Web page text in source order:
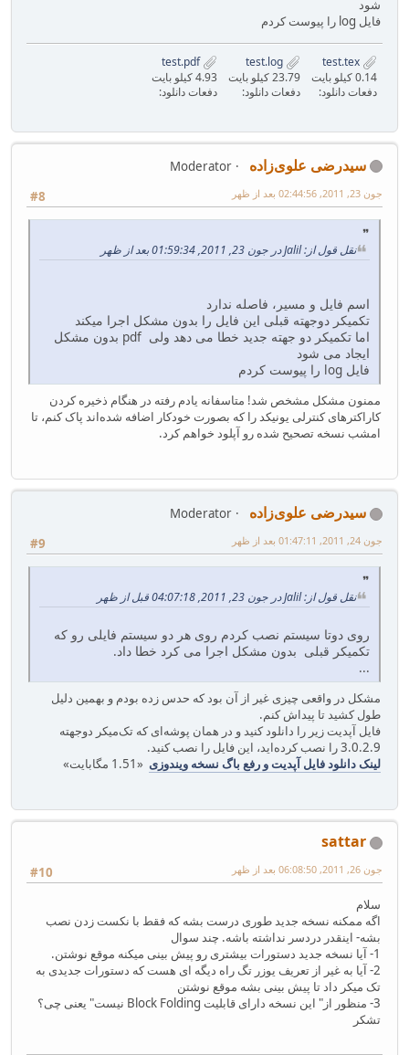
شود
فایل log را پیوست کردم
0.14 کیلو بایت
دفعات دانلود:
23.79 کیلو بایت
دفعات دانلود:
test.pdf
4.93 کیلو بایت
دفعات دانلود:
سیدرضی علوی‌زاده
Moderator
#8
جون 23, 2011, 02:44:56 بعد از ظهر
نقل قول از: Jalil در جون 23, 2011, 01:59:34 بعد از ظهر
اسم فایل و مسیر، فاصله ندارد
تکمیکر دوجهته قبلی این فایل را بدون مشکل اجرا میکند
اما تکمیکر دو جهته جدید خطا می دهد ولی pdf بدون مشکل
ایجاد می شود
فایل log را پیوست کردم
ممنون مشکل مشخص شد! متاسفانه یادم رفته در هنگام ذخیره کردن
کاراکترهای کنترلی یونیکد را که بصورت خودکار اضافه شده‌اند پاک کنم، تا
امشب نسخه تصحیح شده رو آپلود خواهم کرد.
سیدرضی علوی‌زاده
Moderator
#9
جون 24, 2011, 01:47:11 بعد از ظهر
نقل قول از: Jalil در جون 23, 2011, 04:07:18 قبل از ظهر
روی دوتا سیستم نصب کردم روی هر دو سیستم فایلی رو که
تکمیکر قبلی بدون مشکل اجرا می کرد خطا داد.
...
مشکل در واقعی چیزی غیر از آن بود که حدس زده بودم و بهمین دلیل
طول کشید تا پیداش کنم.
فایل آپدیت زیر را دانلود کنید و در همان پوشه‌ای که تک‌میکر دوجهته
3.0.2.9 را نصب کرده‌اید، این فایل را نصب کنید.
لینک دانلود فایل آپدیت و رفع باگ نسخه ویندوزی «1.51 مگابایت»
sattar
#10 جون 26, 2011, 06:08:50 بعد از ظهر
سلام
اگه ممکنه نسخه جدید طوری درست بشه که فقط با نکست زدن نصب
بشه- اینقدر دردسر نداشته باشه. چند سوال
1- آیا نسخه جدید دستورات بیشتری رو پیش بینی میکنه موقع نوشتن.
2- آیا به غیر از تعریف یوزر تگ راه دیگه ای هست که دستورات جدیدی به
تک میکر داد تا پیش بینی بشه موقع نوشتن
3- منظور از" این نسخه دارای قابلیت Block Folding نیست" یعنی چی؟
تشکر